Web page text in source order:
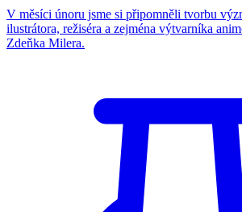
V měsíci únoru jsme si připomněli tvorbu
ilustrátora, režiséra a zejména výtvarníka
Zdeňka Milera.